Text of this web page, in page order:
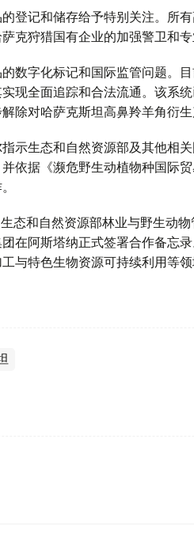
登记和储存给予特别关注。所
克狩猎国有企业的加强警卫和专
数字化标记和国际监管问题。
现全面追踪和合法流通。该系
除对哈萨克斯坦高鼻羚羊角衍生
示生态和自然资源部及其他相
依据《濒危野生动植物种国际
生态和自然资源部林业与野生动
在阿斯塔纳正式签署合作备忘
与特色生物资源可持续利用等领